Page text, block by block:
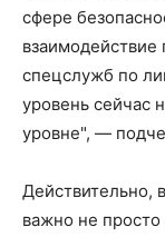
сфере
взаимодействие
спецслужб по
уровень сейчас
уровне", —
Действительно,
важно не